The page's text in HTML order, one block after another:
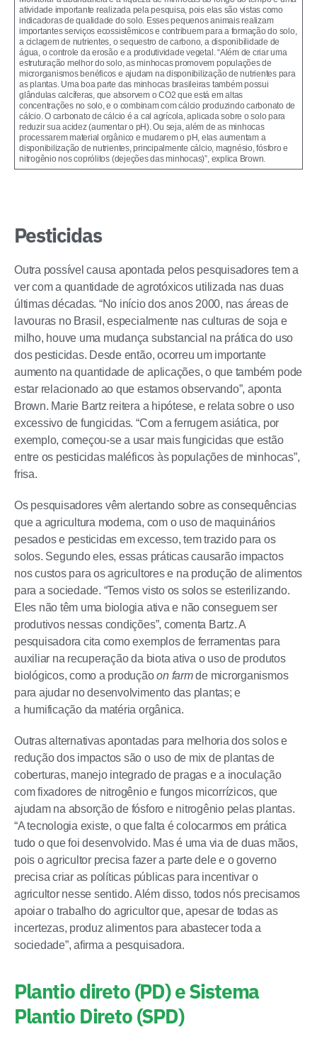
atividade importante realizada pela pesquisa, pois elas são vistas como
indicadoras de qualidade do solo. Esses pequenos animais realizam
importantes serviços ecossistêmicos e contribuem para a formação do solo,
a ciclagem de nutrientes, o sequestro de carbono, a disponibilidade de
água, o controle da erosão e a produtividade vegetal. “Além de criar uma
estruturação melhor do solo, as minhocas promovem populações de
microrganismos benéficos e ajudam na disponibilização de nutrientes para
as plantas. Uma boa parte das minhocas brasileiras também possui
glândulas calcíferas, que absorvem o CO2 que está em altas
concentrações no solo, e o combinam com cálcio produzindo carbonato de
cálcio. O carbonato de cálcio é a cal agrícola, aplicada sobre o solo para
reduzir sua acidez (aumentar o pH). Ou seja, além de as minhocas
processarem material orgânico e mudarem o pH, elas aumentam a
disponibilização de nutrientes, principalmente cálcio, magnésio, fósforo e
nitrogênio nos coprólitos (dejeções das minhocas)”, explica Brown.
Pesticidas
Outra possível causa apontada pelos pesquisadores tem a
ver com a quantidade de agrotóxicos utilizada nas duas
últimas décadas. “No início dos anos 2000, nas áreas de
lavouras no Brasil, especialmente nas culturas de soja e
milho, houve uma mudança substancial na prática do uso
dos pesticidas. Desde então, ocorreu um importante
aumento na quantidade de aplicações, o que também pode
estar relacionado ao que estamos observando”, aponta
Brown. Marie Bartz reitera a hipótese, e relata sobre o uso
excessivo de fungicidas. “Com a ferrugem asiática, por
exemplo, começou-se a usar mais fungicidas que estão
entre os pesticidas maléficos às populações de minhocas”,
frisa.
Os pesquisadores vêm alertando sobre as consequências
que a agricultura moderna, com o uso de maquinários
pesados e pesticidas em excesso, tem trazido para os
solos. Segundo eles, essas práticas causarão impactos
nos custos para os agricultores e na produção de alimentos
para a sociedade. “Temos visto os solos se esterilizando.
Eles não têm uma biologia ativa e não conseguem ser
produtivos nessas condições”, comenta Bartz. A
pesquisadora cita como exemplos de ferramentas para
auxiliar na recuperação da biota ativa o uso de produtos
biológicos, como a produçãoon farmde microrganismos
para ajudar no desenvolvimento das plantas; e
a humificação da matéria orgânica.
Outras alternativas apontadas para melhoria dos solos e
redução dos impactos são o uso de mix de plantas de
coberturas, manejo integrado de pragas e a inoculação
com fixadores de nitrogênio e fungos micorrízicos, que
ajudam na absorção de fósforo e nitrogênio pelas plantas.
“A tecnologia existe, o que falta é colocarmos em prática
tudo o que foi desenvolvido. Mas é uma via de duas mãos,
pois o agricultor precisa fazer a parte dele e o governo
precisa criar as políticas públicas para incentivar o
agricultor nesse sentido. Além disso, todos nós precisamos
apoiar o trabalho do agricultor que, apesar de todas as
incertezas, produz alimentos para abastecer toda a
sociedade”, afirma a pesquisadora.
Plantio direto (PD) e Sistema
Plantio Direto (SPD)